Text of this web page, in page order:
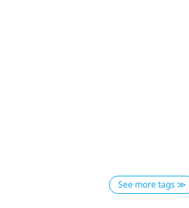
See more tags ≫